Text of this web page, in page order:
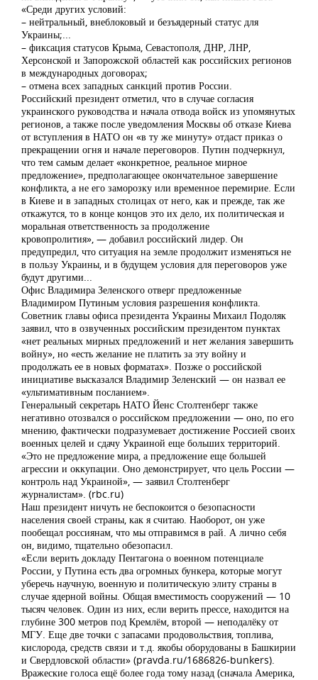
«Среди других условий:
– нейтральный, внеблоковый и безъядерный статус для
Украины;...
– фиксация статусов Крыма, Севастополя, ДНР, ЛНР,
Херсонской и Запорожской областей как российских регионов
в международных договорах;
– отмена всех западных санкций против России.
Российский президент отметил, что в случае согласия
украинского руководства и начала отвода войск из упомянутых
регионов, а также после уведомления Москвы об отказе Киева
от вступления в НАТО он «в ту же минуту» отдаст приказ о
прекращении огня и начале переговоров. Путин подчеркнул,
что тем самым делает «конкретное, реальное мирное
предложение», предполагающее окончательное завершение
конфликта, а не его заморозку или временное перемирие. Если
в Киеве и в западных столицах от него, как и прежде, так же
откажутся, то в конце концов это их дело, их политическая и
моральная ответственность за продолжение
кровопролития», — добавил российский лидер. Он
предупредил, что ситуация на земле продолжит изменяться не
в пользу Украины, и в будущем условия для переговоров уже
будут другими...
Офис Владимира Зеленского отверг предложенные
Владимиром Путиным условия разрешения конфликта.
Советник главы офиса президента Украины Михаил Подоляк
заявил, что в озвученных российским президентом пунктах
«нет реальных мирных предложений и нет желания завершить
войну», но «есть желание не платить за эту войну и
продолжать ее в новых форматах». Позже о российской
инициативе высказался Владимир Зеленский — он назвал ее
«ультимативным посланием».
Генеральный секретарь НАТО Йенс Столтенберг также
негативно отозвался о российском предложении — оно, по его
мнению, фактически подразумевает достижение Россией своих
военных целей и сдачу Украиной еще больших территорий.
«Это не предложение мира, а предложение еще большей
агрессии и оккупации. Оно демонстрирует, что цель России —
контроль над Украиной», — заявил Столтенберг
журналистам». (rbc.ru)
Наш президент ничуть не беспокоится о безопасности
населения своей страны, как я считаю. Наоборот, он уже
пообещал россиянам, что мы отправимся в рай. А лично себя
он, видимо, тщательно обезопасил.
«Если верить докладу Пентагона о военном потенциале
России, у Путина есть два огромных бункера, которые могут
уберечь научную, военную и политическую элиту страны в
случае ядерной войны. Общая вместимость сооружений — 10
тысяч человек. Один из них, если верить прессе, находится на
глубине 300 метров под Кремлём, второй — неподалёку от
МГУ. Еще две точки с запасами продовольствия, топлива,
кислорода, средств связи и т.д. якобы оборудованы в Башкирии
и Свердловской области» (pravda.ru/1686826-bunkers).
Вражеские голоса ещё более года тому назад (сначала Америка,